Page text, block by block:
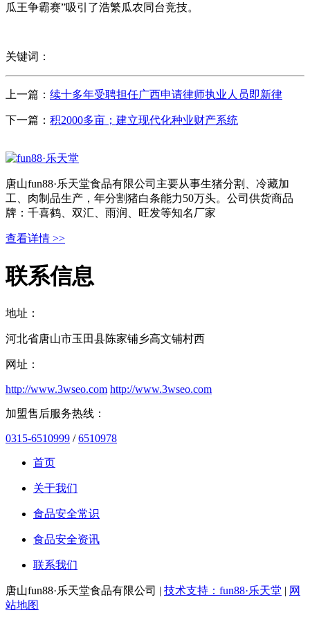
瓜王争霸赛”吸引了浩繁瓜农同台竞技。
关键词：
上一篇： 续十多年受聘担任广西申请律师执业人员即新律
下一篇： 积2000多亩；建立现代化种业财产系统
唐山fun88·乐天堂食品有限公司主要从事生猪分割、冷藏加
工、肉制品生产，年分割猪白条能力50万头。公司供货商品
牌：千喜鹤、双汇、雨润、旺发等知名厂家
查看详情 >>
联系信息
地址：
河北省唐山市玉田县陈家铺乡高文铺村西
网址：
http://www.3wseo.com http://www.3wseo.com
加盟售后服务热线：
0315-6510999 /6510978
首页
关于我们
食品安全常识
食品安全资讯
联系我们
唐山fun88·乐天堂食品有限公司 | 技术支持：fun88·乐天堂 | 网
站地图